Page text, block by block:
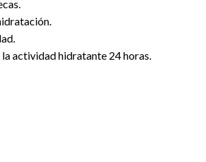
actividad hidratante 24 horas.